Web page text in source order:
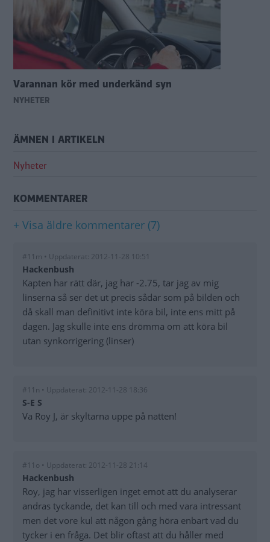
Varannan kör med underkänd syn
NYHETER
ÄMNEN I ARTIKELN
Nyheter
KOMMENTARER
+ Visa äldre kommentarer (7)
#11m • Uppdaterat: 2012-11-28 10:51
Hackenbush
Kapten har rätt där, jag har -2.75, tar jag av mig
linserna så ser det ut precis sådär som på bilden och
då skall man definitivt inte köra bil, inte ens mitt på
dagen. Jag skulle inte ens drömma om att köra bil
utan synkorrigering (linser)
#11n • Uppdaterat: 2012-11-28 18:36
S-E S
Va Roy J, är skyltarna uppe på natten!
#11o • Uppdaterat: 2012-11-28 21:14
Hackenbush
Roy, jag har visserligen inget emot att du analyserar
andras tyckande, det kan till och med vara intressant
men det vore kul att någon gång höra enbart vad du
tycker i en fråga. Det blir oftast att du håller med